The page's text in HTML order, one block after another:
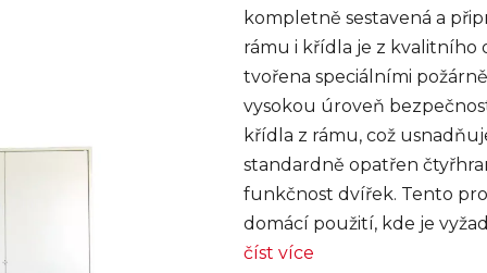
kompletně sestavená a
rámu i křídla je z
tvořena speciálními
vysokou úroveň
křídla z rámu, což
standardně opatřen
funkčnost dvířek. Tento
domácí použití, kde je
číst více